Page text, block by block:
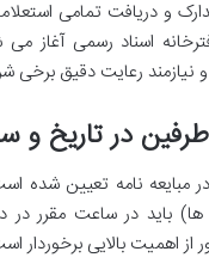
و دریافت تمامی
اسناد رسمی آغاز می
و نیازمند رعایت دقیق برخی
در تاریخ و
مبایعه نامه تعیین شده
باید در ساعت مقرر در
اهمیت بالایی برخوردار